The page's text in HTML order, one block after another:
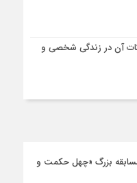
آن در زندگی شخصی و
مسابقه بزرگ «چهل حکمت و